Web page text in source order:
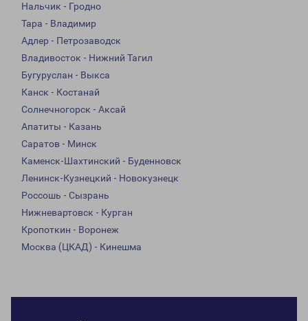
Нальчик - Гродно
Тара - Владимир
Адлер - Петрозаводск
Владивосток - Нижний Тагил
Бугуруслан - Выкса
Канск - Костанай
Солнечногорск - Аксай
Апатиты - Казань
Саратов - Минск
Каменск-Шахтинский - Буденновск
Ленинск-Кузнецкий - Новокузнецк
Россошь - Сызрань
Нижневартовск - Курган
Кропоткин - Воронеж
Москва (ЦКАД) - Кинешма